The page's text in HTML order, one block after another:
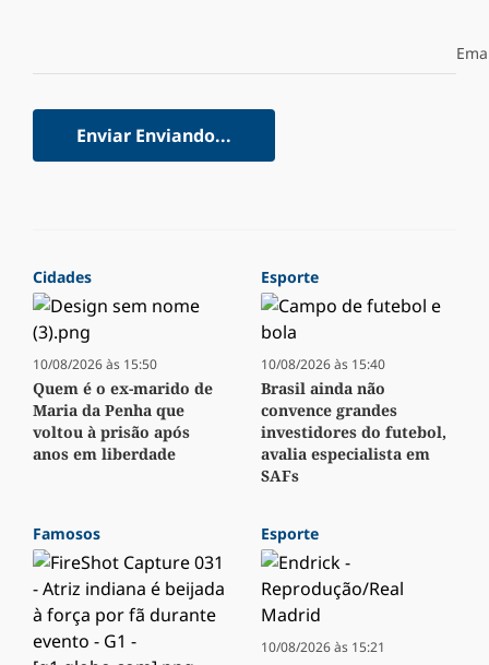
Enviar Enviando...
Cidades
10/08/2026 às 15:50
Quem é o ex-marido de
Maria da Penha que
voltou à prisão após
anos em liberdade
Esporte
10/08/2026 às 15:40
Brasil ainda não
convence grandes
investidores do futebol,
avalia especialista em
SAFs
Famosos Esporte
10/08/2026 às 15:21